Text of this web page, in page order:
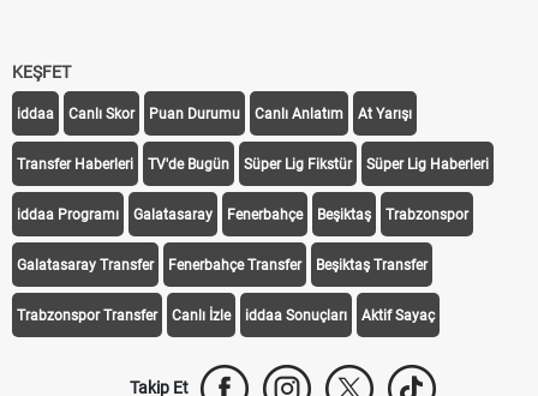
KEŞFET
iddaa Canlı Skor Puan Durumu Canlı Anlatım At Yarışı
Transfer Haberleri TV'de Bugün Süper Lig Fikstür Süper Lig Haberleri
iddaa Programı Galatasaray Fenerbahçe Beşiktaş Trabzonspor
Galatasaray Transfer Fenerbahçe Transfer Beşiktaş Transfer
Trabzonspor Transfer Canlı İzle iddaa Sonuçları Aktif Sayaç
Takip Et